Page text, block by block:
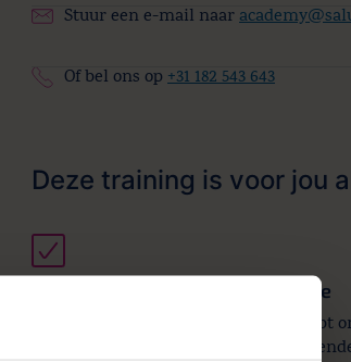
Stuur een e-mail naar
Of bel ons op+31 182 543 643
Deze training is voor jou
een stap verder wilt in je carrière
Leer de vaardigheden die je nodig hebt
van administrateur naar een